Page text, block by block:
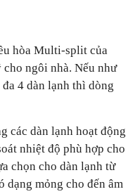
hòa Multi-split của
ngôi nhà. Nếu như
4 dàn lạnh thì dòng
các dàn lạnh hoạt động
nhiệt độ phù hợp cho
chọn cho dàn lạnh từ
mỏng cho đến âm